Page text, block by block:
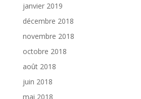
janvier 2019
décembre 2018
novembre 2018
octobre 2018
août 2018
juin 2018
mai 2018